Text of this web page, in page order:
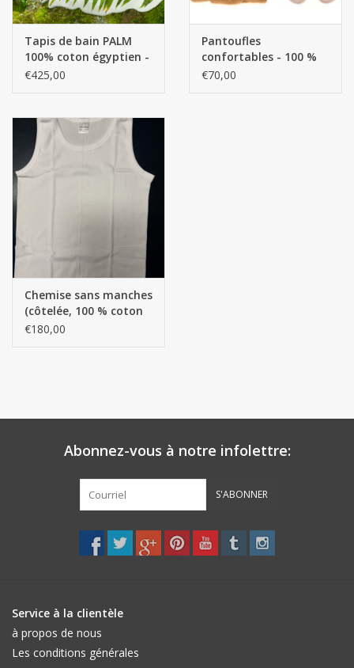
Tapis de bain PALM
100% coton égyptien -
GIZA / fil long - 1900
€425,00
Pantoufles
confortables - 100 %
coton égyptien - GIZA /
€70,00
Chemise sans manches
(côtelée, 100 % coton
américain) AK. par 12
€180,00
Abonnez-vous à notre infolettre:
S'ABONNER
Service à la clientèle
à propos de nous
Les conditions générales